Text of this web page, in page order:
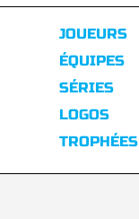
JOUEURS
ÉQUIPES
SÉRIES
LOGOS
TROPHÉES